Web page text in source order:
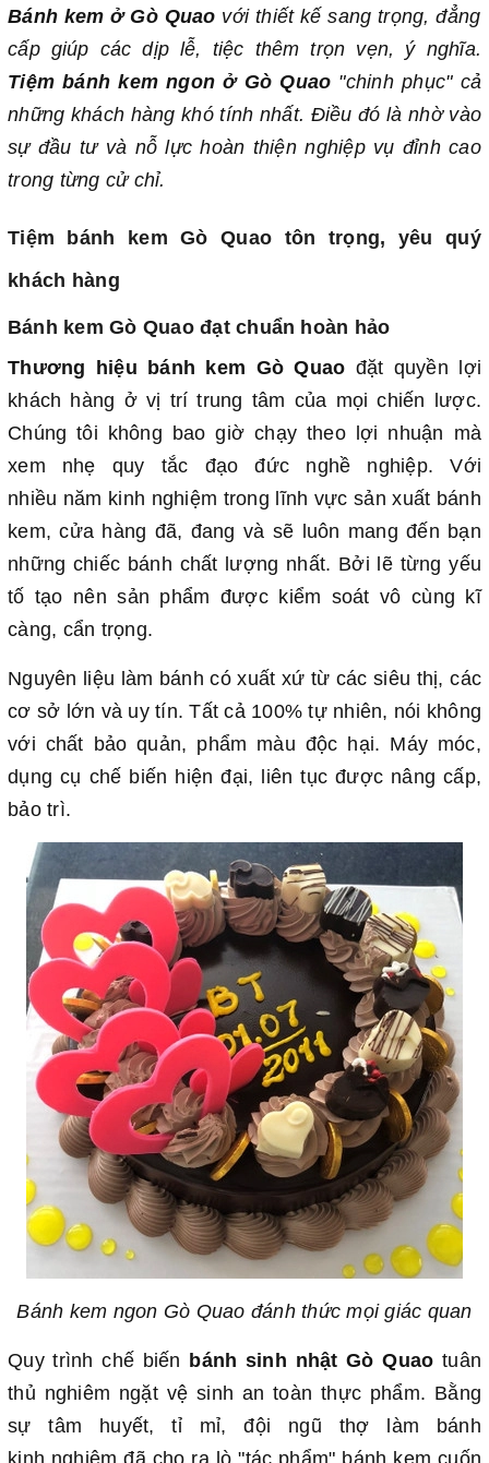
Bánh kem ở Gò Quao với thiết kế sang trọng, đẳng
cấp giúp các dịp lễ, tiệc thêm trọn vẹn, ý nghĩa.
Tiệm bánh kem ngon ở Gò Quao "chinh phục" cả
những khách hàng khó tính nhất. Điều đó là nhờ vào
sự đầu tư và nỗ lực hoàn thiện nghiệp vụ đỉnh cao
trong từng cử chỉ.
Tiệm bánh kem Gò Quao tôn trọng, yêu quý
khách hàng
Bánh kem Gò Quao đạt chuẩn hoàn hảo
Thương hiệu bánh kem Gò Quao đặt quyền lợi
khách hàng ở vị trí trung tâm của mọi chiến lược.
Chúng tôi không bao giờ chạy theo lợi nhuận mà
xem nhẹ quy tắc đạo đức nghề nghiệp. Với
nhiều năm kinh nghiệm trong lĩnh vực sản xuất bánh
kem, cửa hàng đã, đang và sẽ luôn mang đến bạn
những chiếc bánh chất lượng nhất. Bởi lẽ từng yếu
tố tạo nên sản phẩm được kiểm soát vô cùng kĩ
càng, cẩn trọng.
Nguyên liệu làm bánh có xuất xứ từ các siêu thị, các
cơ sở lớn và uy tín. Tất cả 100% tự nhiên, nói không
với chất bảo quản, phẩm màu độc hại. Máy móc,
dụng cụ chế biến hiện đại, liên tục được nâng cấp,
bảo trì.
Bánh kem ngon Gò Quao đánh thức mọi giác quan
Quy trình chế biến bánh sinh nhật Gò Quaotuân
thủ nghiêm ngặt vệ sinh an toàn thực phẩm. Bằng
sự tâm huyết, tỉ mỉ, đội ngũ thợ làm bánh
kinh nghiệm đã cho ra lò "tác phẩm" bánh kem cuốn